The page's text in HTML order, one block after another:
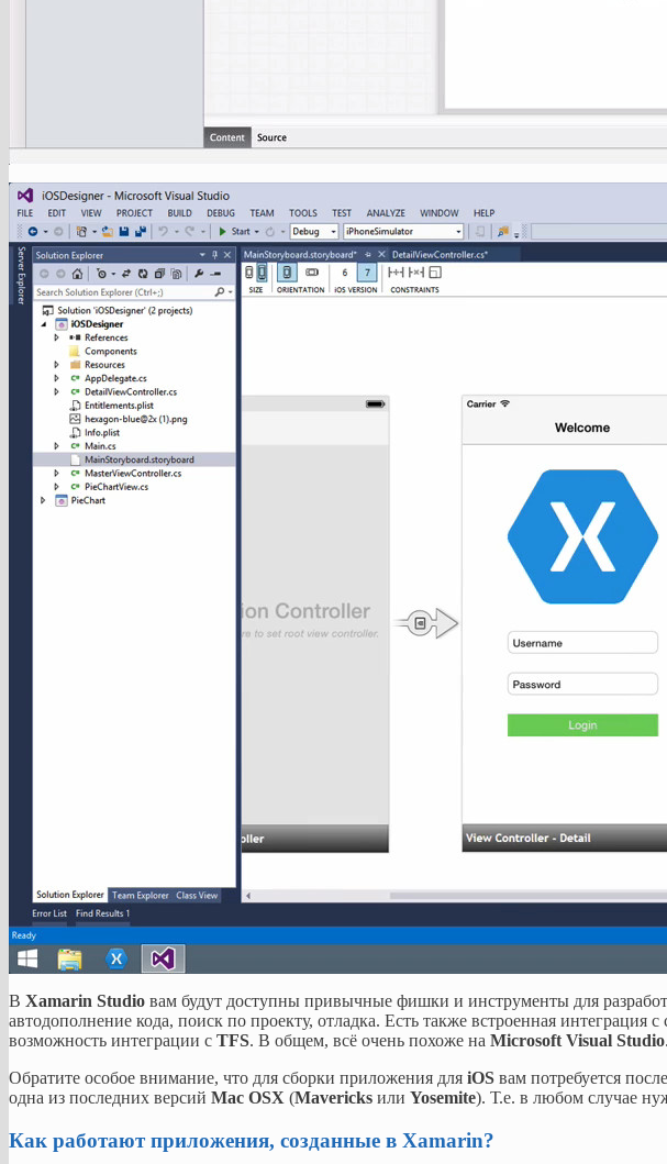
В Xamarin Studio вам будут доступны привычные фишки и инструменты для
автодополнение кода, поиск по проекту, отладка. Есть также встроенная интеграция
возможность интеграции с TFS. В общем, всё очень похоже на Microsoft Visual Studio.
Обратите особое внимание, что для сборки приложения для iOS вам потребуется
одна из последних версий Mac OSX (Mavericks или Yosemite). Т.е. в любом случае
Как работают приложения, созданные в Xamarin?